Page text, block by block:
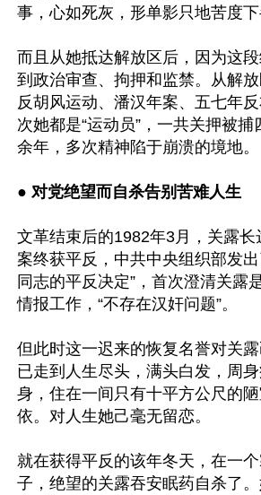
事，心如死灰，形单影只地苦度下
而且从她抵达解放区后，因为这
到政治审查、拘押和监禁。从解放
反胡风运动、潘汉年案、五七年
次她都是“运动员”，一共关押被
余年，多次精神陷于崩溃的境地。
● 对党绝望而自杀告别苦难人生
文革结束后的1982年3月，关露长
案终获平反，中共中央组织部发
同志的平反决定”，首次澄清关露
情报工作，“不存在汉奸问题”。
但此时这一迟来的恢复名誉对关
已走到人生尽头，满头白发，周
身，住在一间只有十平方公尺的
依。对人生她己毫无留恋。
就在获得平反的该年冬天，在一
子，绝望的关露吞安眠药自杀了